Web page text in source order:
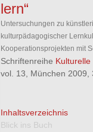
lern“
Untersuchungen zu
kulturpädagogischer
Kooperationsprojekten mit
Schriftenreihe Kulturelle
vol. 13, München 2009,
Inhaltsverzeichnis
Blick ins Buch